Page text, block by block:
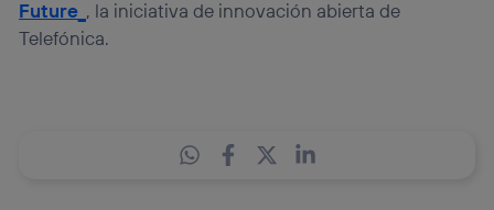
Future_ , la iniciativa de innovación abierta de
Telefónica.